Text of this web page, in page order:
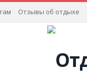
Отзывы об отдыхе